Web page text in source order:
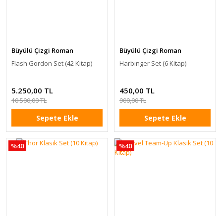
Büyülü Çizgi Roman
Flash Gordon Set (42 Kitap)
5.250,00 TL
10.500,00 TL
Sepete Ekle
Büyülü Çizgi Roman
Harbınger Set (6 Kitap)
450,00 TL
900,00 TL
Sepete Ekle
%40 %40